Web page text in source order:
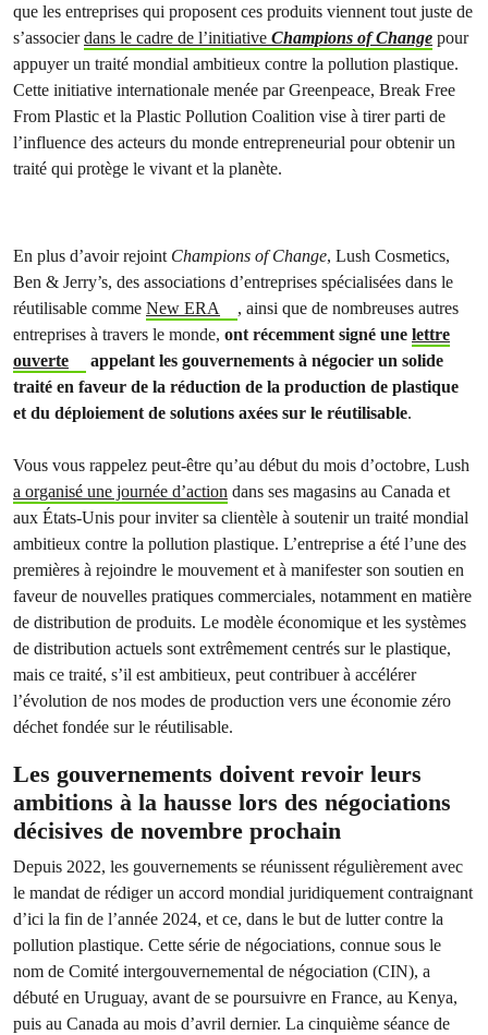
que les entreprises qui proposent ces produits viennent tout juste de
s’associerdans le cadre de l’initiative Champions of Change pour
appuyer un traité mondial ambitieux contre la pollution plastique.
Cette initiative internationale menée par Greenpeace, Break Free
From Plastic et la Plastic Pollution Coalition vise à tirer parti de
l’influence des acteurs du monde entrepreneurial pour obtenir un
traité qui protège le vivant et la planète.
En plus d’avoir rejoint Champions of Change, Lush Cosmetics,
Ben & Jerry’s, des associations d’entreprises spécialisées dans le
réutilisable comme New ERA
, ainsi que de nombreuses autres
entreprises à travers le monde, ont récemment signé une lettre
ouverte
appelant les gouvernements à négocier un solide
traité en faveur de la réduction de la production de plastique
et du déploiement de solutions axées sur le réutilisable.
Vous vous rappelez peut-être qu’au début du mois d’octobre, Lush
a organisé une journée d’action dans ses magasins au Canada et
aux États-Unis pour inviter sa clientèle à soutenir un traité mondial
ambitieux contre la pollution plastique. L’entreprise a été l’une des
premières à rejoindre le mouvement et à manifester son soutien en
faveur de nouvelles pratiques commerciales, notamment en matière
de distribution de produits. Le modèle économique et les systèmes
de distribution actuels sont extrêmement centrés sur le plastique,
mais ce traité, s’il est ambitieux, peut contribuer à accélérer
l’évolution de nos modes de production vers une économie zéro
déchet fondée sur le réutilisable.
Les gouvernements doivent revoir leurs
ambitions à la hausse lors des négociations
décisives de novembre prochain
Depuis 2022, les gouvernements se réunissent régulièrement avec
le mandat de rédiger un accord mondial juridiquement contraignant
d’ici la fin de l’année 2024, et ce, dans le but de lutter contre la
pollution plastique. Cette série de négociations, connue sous le
nom de Comité intergouvernemental de négociation (CIN), a
débuté en Uruguay, avant de se poursuivre en France, au Kenya,
puis au Canada au mois d’avril dernier. La cinquième séance de